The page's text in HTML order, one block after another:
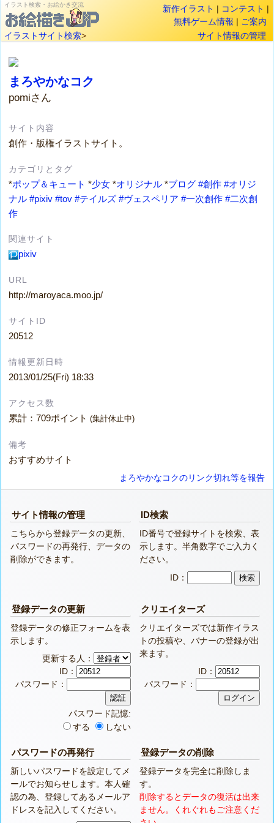
イラスト検索・お絵かき交流 新作イラスト | コンテスト |
無料ゲーム情報 | ご案内
イラストサイト検索> サイト情報の管理
まろやかなコク
pomiさん
サイト内容
創作・版権イラストサイト。
カテゴリとタグ
*ポップ＆キュート *少女 *オリジナル *ブログ #創作 #オリジ
ナル #pixiv #tov #テイルズ #ヴェスペリア #一次創作 #二次創
作
関連サイト
pixiv
URL
http://maroyaca.moo.jp/
サイトID
20512
情報更新日時
2013/01/25(Fri) 18:33
アクセス数
累計：709ポイント(集計休止中)
備考
おすすめサイト
まろやかなコクのリンク切れ等を報告
サイト情報の管理
こちらから登録データの更新、
パスワードの再発行、データの
削除ができます。
ID検索
ID番号で登録サイトを検索、表
示します。半角数字でご入力く
ださい。
ID：
登録データの更新
登録データの修正フォームを表
示します。
更新する人：
ID：
パスワード：
パスワード記憶:
する
しない
クリエイターズ
クリエイターズでは新作イラス
トの投稿や、バナーの登録が出
来ます。
ID：
パスワード：
パスワードの再発行
新しいパスワードを設定してメ
ールでお知らせします。本人確
認の為、登録してあるメールア
ドレスを記入してください。
登録データの削除
登録データを完全に削除しま
す。
削除するとデータの復活は出来
ません。くれぐれもご注意くだ